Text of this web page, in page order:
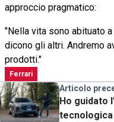
approccio pragmatico:
"Nella vita sono abituato
dicono gli altri. Andremo
prodotti."
Ferrari
Articolo
Ho guidato